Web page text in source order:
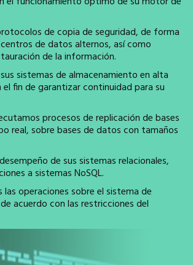
de copia de seguridad, de forma
de datos alternos, así como
de la información.
sistemas de almacenamiento en alta
fin de garantizar continuidad para su
procesos de replicación de bases
real, sobre bases de datos con tamaños
de sus sistemas relacionales,
a sistemas NoSQL.
operaciones sobre el sistema de
acuerdo con las restricciones del